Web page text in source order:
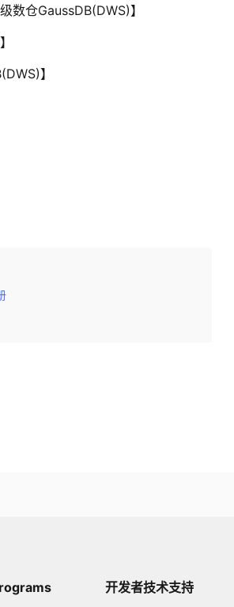
数仓GaussDB(DWS)】
】
开发者技术支持